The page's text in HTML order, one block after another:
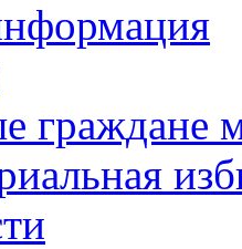
граждане